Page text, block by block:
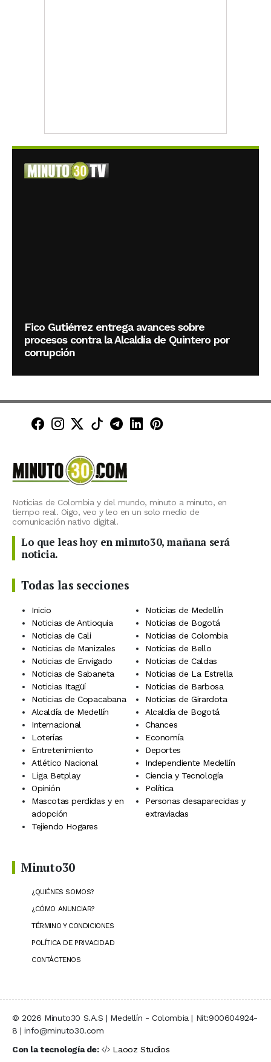
Fico Gutiérrez entrega avances sobre
procesos contra la Alcaldía de Quintero por
corrupción
Minuto30 en Facebook
Minuto30 en Instagram
Minuto30 en X (Twitter)
Minuto30 en TikTok
Canal de Minuto30 en
Minuto30 en LinkedIn
Minuto30 en
Noticias de Colombia y del mundo, minuto a minuto, en
tiempo real. Oigo, veo y leo en un solo medio de
comunicación nativo digital.
Lo que leas hoy en minuto30, mañana será
noticia.
Todas las secciones
Inicio
Noticias de Medellín
Noticias de Antioquia
Noticias de Bogotá
Noticias de Cali
Noticias de Colombia
Noticias de Manizales
Noticias de Bello
Noticias de Envigado
Noticias de Caldas
Noticias de Sabaneta
Noticias de La Estrella
Noticias Itagüí
Noticias de Barbosa
Noticias de Copacabana
Noticias de Girardota
Alcaldía de Medellín
Alcaldía de Bogotá
Internacional
Chances
Loterías
Economía
Entretenimiento
Deportes
Atlético Nacional
Independiente Medellín
Liga Betplay
Ciencia y Tecnología
Opinión
Política
Mascotas perdidas y en
adopción
Personas desaparecidas y
extraviadas
Tejiendo Hogares
Minuto30
¿QUIÉNES SOMOS?
¿CÓMO ANUNCIAR?
TÉRMINO Y CONDICIONES
POLÍTICA DE PRIVACIDAD
CONTÁCTENOS
© 2026 Minuto30 S.A.S | Medellín - Colombia | Nit:900604924-
8 | info@minuto30.com
Con la tecnología de:
Laooz Studios